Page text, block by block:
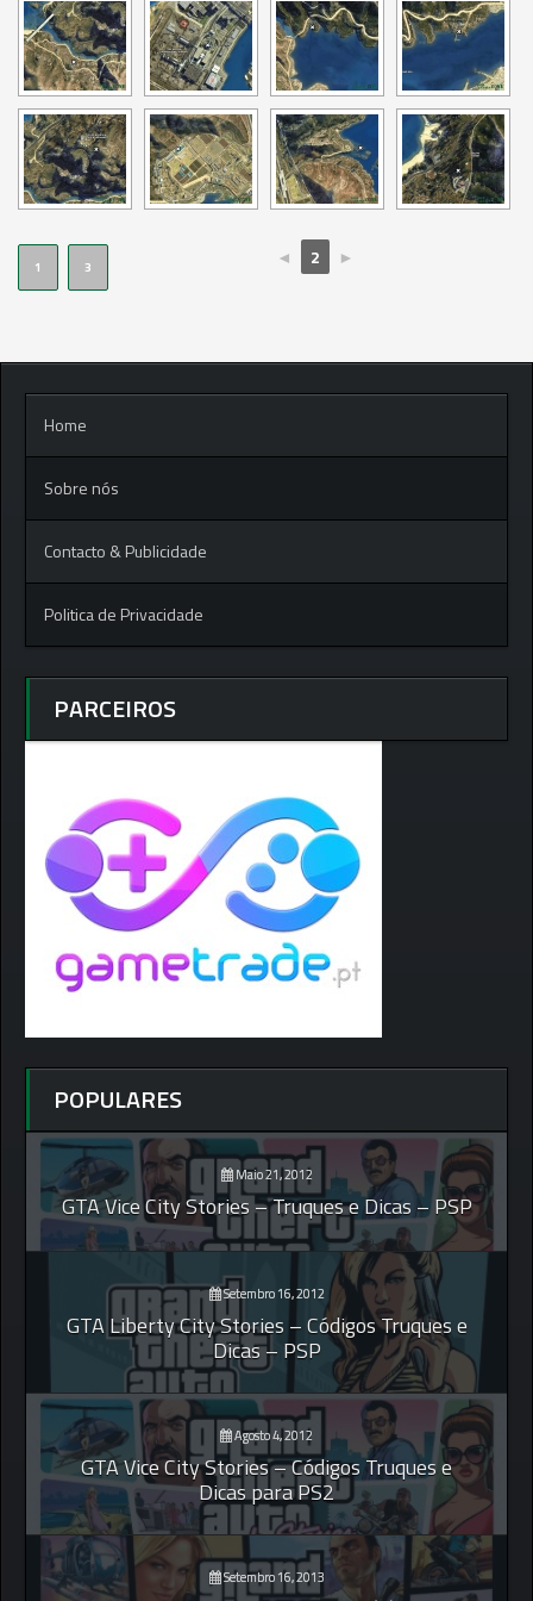
◄
1 2
3 ►
Home
Sobre nós
Contacto & Publicidade
Politica de Privacidade
PARCEIROS
POPULARES
Maio 21, 2012
GTA Vice City Stories – Truques e Dicas – PSP
Setembro 16, 2012
GTA Liberty City Stories – Códigos Truques e
Dicas – PSP
Agosto 4, 2012
GTA Vice City Stories – Códigos Truques e
Dicas para PS2
Setembro 16, 2013